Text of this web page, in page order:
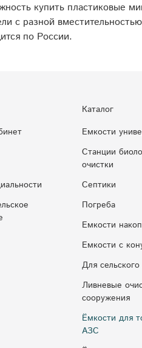
купить пластиковые
с разной
по России.
Каталог
Емкости
Станции
очистки
Септики
Погреба
Емкости
Eмкocти c
Для сельского
Ливневые
сооружения
Ёмкости для
АЗС